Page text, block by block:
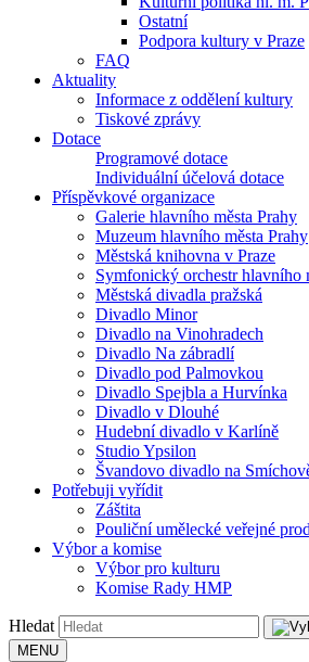
Ostatní
Podpora kultury v Praze
FAQ
Aktuality
Informace z oddělení kultury
Tiskové zprávy
Dotace
Programové dotace
Individuální účelová dotace
Příspěvkové organizace
Galerie hlavního města Prahy
Muzeum hlavního města Prahy
Městská knihovna v Praze
Symfonický orchestr hlavního
Městská divadla pražská
Divadlo Minor
Divadlo na Vinohradech
Divadlo Na zábradlí
Divadlo pod Palmovkou
Divadlo Spejbla a Hurvínka
Divadlo v Dlouhé
Hudební divadlo v Karlíně
Studio Ypsilon
Švandovo divadlo na
Potřebuji vyřídit
Záštita
Pouliční umělecké veřejné
Výbor a komise
Výbor pro kulturu
Komise Rady HMP
Hledat
MENU